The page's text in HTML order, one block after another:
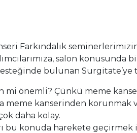
Farkındalık
salon
bulunan Surgitate’ye
mi önemli? Çünkü meme
meme kanserinden korunmak
daha kolay.
bu konuda harekete